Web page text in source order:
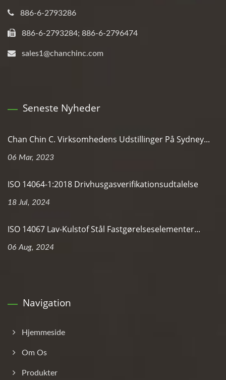
886-6-2793286
886-6-2793284; 886-6-2796474
sales1@chanchinc.com
Seneste Nyheder
Chan Chin C. Virksomhedens Udstillinger På Sydney...
06 Mar, 2023
ISO 14064-1:2018 Drivhusgasverifikationsudtalelse
18 Jul, 2024
ISO 14067 Lav-Kulstof Stål Fastgørelseselementer...
06 Aug, 2024
Navigation
Hjemmeside
Om Os
Produkter